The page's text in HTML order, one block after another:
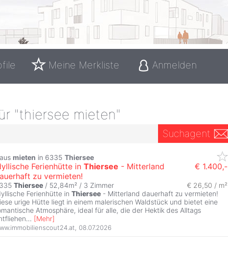
Meine Merkliste Anmelden
"thiersee mieten"
Suchagent
mieten in 6335 Thiersee
Ferienhütte in Thiersee - Mitterland
zu vermieten!
€ 1.400,-
Thiersee / 52,84m² / 3 Zimmer
€ 26,50 / m²
Ferienhütte in Thiersee - Mitterland dauerhaft zu vermieten!
urige Hütte liegt in einem malerischen Waldstück und bietet eine
Atmosphäre, ideal für alle, die der Hektik des Alltags
... [Mehr]
08.07.2026